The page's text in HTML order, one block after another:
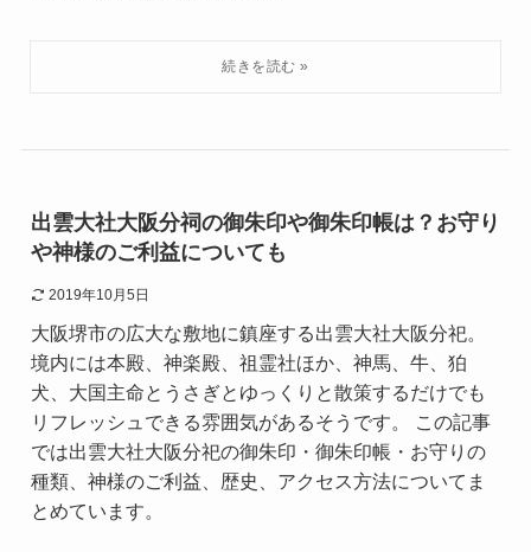
出雲大社大阪分祠の御朱印や御朱印帳は？お守り
や神様のご利益についても
2019年10月5日
大阪堺市の広大な敷地に鎮座する出雲大社大阪分祀。
境内には本殿、神楽殿、祖霊社ほか、神馬、牛、狛
犬、大国主命とうさぎとゆっくりと散策するだけでも
リフレッシュできる雰囲気があるそうです。 この記事
では出雲大社大阪分祀の御朱印・御朱印帳・お守りの
種類、神様のご利益、歴史、アクセス方法についてま
とめています。